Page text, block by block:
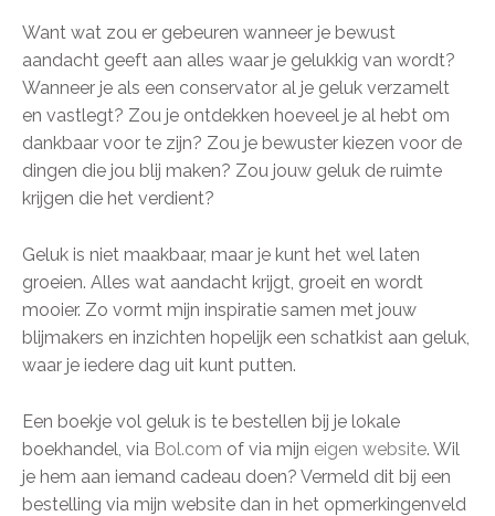
Want wat zou er gebeuren wanneer je bewust
aandacht geeft aan alles waar je gelukkig van wordt?
Wanneer je als een conservator al je geluk verzamelt
en vastlegt? Zou je ontdekken hoeveel je al hebt om
dankbaar voor te zijn? Zou je bewuster kiezen voor de
dingen die jou blij maken? Zou jouw geluk de ruimte
krijgen die het verdient?
Geluk is niet maakbaar, maar je kunt het wel laten
groeien. Alles wat aandacht krijgt, groeit en wordt
mooier. Zo vormt mijn inspiratie samen met jouw
blijmakers en inzichten hopelijk een schatkist aan geluk,
waar je iedere dag uit kunt putten.
Een boekje vol geluk is te bestellen bij je lokale
boekhandel, via Bol.com of via mijn eigen website. Wil
je hem aan iemand cadeau doen? Vermeld dit bij een
bestelling via mijn website dan in het opmerkingenveld